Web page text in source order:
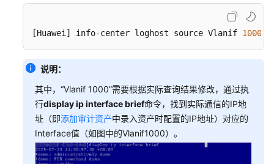
选）
添
关/
防
火
墙
配
[Huawei] info-center loghost source Vlanif 1000
说明：
其中，“Vlanif 1000”需要根据实际查询结果修改，通过执
行display ip interface brief命令，找到实际通信的IP地
址（即添加审计资产中录入资产时配置的IP地址）对应的
Interface值（如图中的Vlanif1000）。